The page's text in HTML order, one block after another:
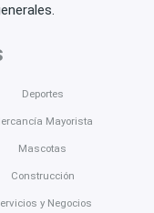
Deportes
Mayorista
Mascotas
Construcción
y Negocios